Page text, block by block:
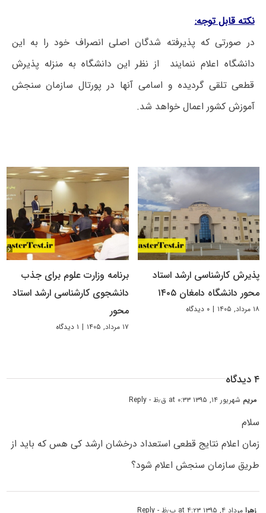
نکته ­قابل­ توجه:
در صورتی که پذیرفته شدگان اصلی انصراف خود را به این
دانشگاه اعلام ننمایند از نظر این دانشگاه به منزله پذیرش
قطعی تلقی گردیده و اسامی آنها در پورتال سازمان سنجش
آموزش کشور اعمال خواهد شد.
پذیرش کارشناسی ارشد استاد
محور دانشگاه دامغان ۱۴۰۵
۱۸ مرداد, ۱۴۰۵ | ۰ دیدگاه
برنامه وزارت علوم برای جذب
دانشجوی کارشناسی ارشد استاد
محور
۱۷ مرداد, ۱۴۰۵ | ۱ دیدگاه
۴ دیدگاه
مریم شهریور ۱۴, ۱۳۹۵ at ۰:۳۳ ق٫ظ - Reply
سلام
زمان اعلام نتایج قطعی استعداد درخشان ارشد کی هس که باید از
طریق سازمان سنجش اعلام شود؟
زهرامرداد ۴, ۱۳۹۵ at ۴:۲۳ ب٫ظ - Reply